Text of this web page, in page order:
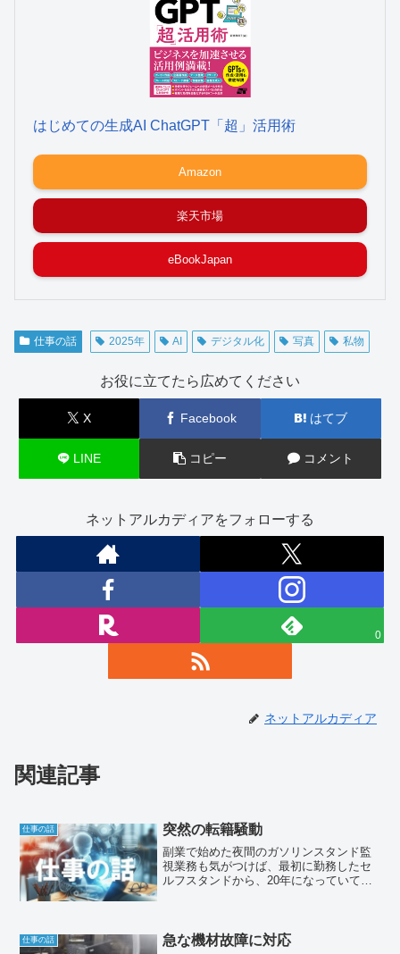
はじめての生成AI ChatGPT「超」活用術
Amazon
楽天市場
eBookJapan
仕事の話 2025年 AI デジタル化 写真 私物
お役に立てたら広めてください
X Facebook はてブ
LINE コピー コメント
ネットアルカディアをフォローする
0
ネットアルカディア
関連記事
仕事の話 突然の転籍騒動
副業で始めた夜間のガソリンスタンド監
視業務も気がつけば、最初に勤務したセ
ルフスタンドから、20年になっていて、
た。
仕事の話 急な機材故障に対応